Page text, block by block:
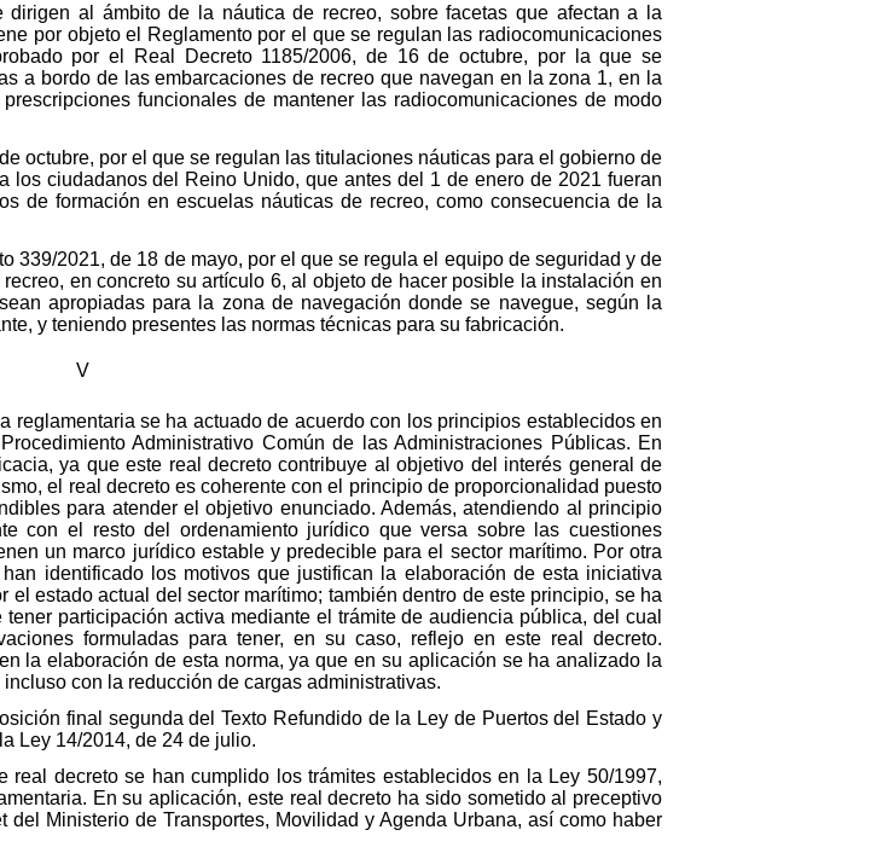
al ámbito de la náutica de recreo, sobre facetas que afectan a la
por objeto el Reglamento por el que se regulan las radiocomunicaciones
por el Real Decreto 1185/2006, de 16 de octubre, por la que se
a bordo de las embarcaciones de recreo que navegan en la zona 1, en la
funcionales de mantener las radiocomunicaciones de modo
octubre, por el que se regulan las titulaciones náuticas para el gobierno de
los ciudadanos del Reino Unido, que antes del 1 de enero de 2021 fueran
de formación en escuelas náuticas de recreo, como consecuencia de la
339/2021, de 18 de mayo, por el que se regula el equipo de seguridad y de
en concreto su artículo 6, al objeto de hacer posible la instalación en
apropiadas para la zona de navegación donde se navegue, según la
y teniendo presentes las normas técnicas para su fabricación.
V
reglamentaria se ha actuado de acuerdo con los principios establecidos en
Administrativo Común de las Administraciones Públicas. En
ya que este real decreto contribuye al objetivo del interés general de
el real decreto es coherente con el principio de proporcionalidad puesto
para atender el objetivo enunciado. Además, atendiendo al principio
con el resto del ordenamiento jurídico que versa sobre las cuestiones
un marco jurídico estable y predecible para el sector marítimo. Por otra
identificado los motivos que justifican la elaboración de esta iniciativa
estado actual del sector marítimo; también dentro de este principio, se ha
participación activa mediante el trámite de audiencia pública, del cual
formuladas para tener, en su caso, reflejo en este real decreto.
la elaboración de esta norma, ya que en su aplicación se ha analizado la
con la reducción de cargas administrativas.
final segunda del Texto Refundido de la Ley de Puertos del Estado y
Ley 14/2014, de 24 de julio.
decreto se han cumplido los trámites establecidos en la Ley 50/1997,
En su aplicación, este real decreto ha sido sometido al preceptivo
Ministerio de Transportes, Movilidad y Agenda Urbana, así como haber